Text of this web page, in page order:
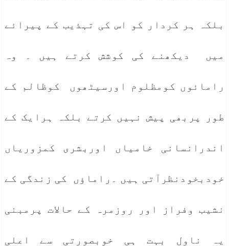
بلکہ ہر کردار کو اس کی تہذیب کے پیرائے
میں دیکھنے کی کوشش کرتے ہیں ۔ وہ
رامائوں کومظلوم اورسیٹھوں کوظالم کے
طور پربھی پیش نہیں کرتے بلکہ ہرایک کے
اندرانسانی خامیاں اوربشری کمزوریاں
خودبخودنظرآتی ہیں ۔راماؤں کی زندگی کے
نشیب وفراز اور روزمرہ کے حالات پرمبنی
یہ ناول بہت ہی خوبصورتی سے اعلی